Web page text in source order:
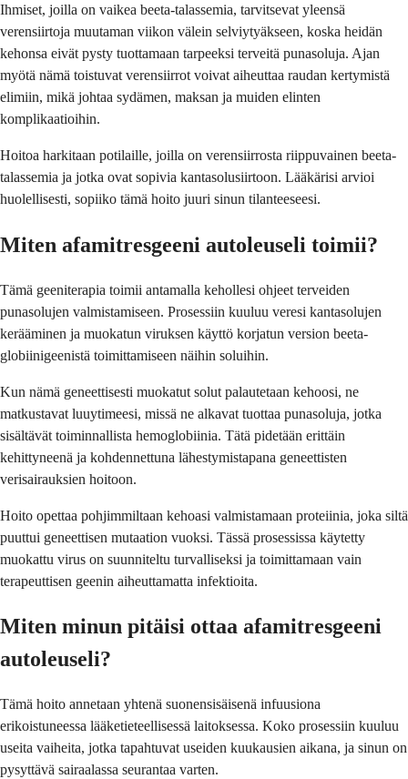
Ihmiset, joilla on vaikea beeta-talassemia, tarvitsevat yleensä
verensiirtoja muutaman viikon välein selviytyäkseen, koska heidän
kehonsa eivät pysty tuottamaan tarpeeksi terveitä punasoluja. Ajan
myötä nämä toistuvat verensiirrot voivat aiheuttaa raudan kertymistä
elimiin, mikä johtaa sydämen, maksan ja muiden elinten
komplikaatioihin.
Hoitoa harkitaan potilaille, joilla on verensiirrosta riippuvainen beeta-
talassemia ja jotka ovat sopivia kantasolusiirtoon. Lääkärisi arvioi
huolellisesti, sopiiko tämä hoito juuri sinun tilanteeseesi.
Miten afamitresgeeni autoleuseli toimii?
Tämä geeniterapia toimii antamalla kehollesi ohjeet terveiden
punasolujen valmistamiseen. Prosessiin kuuluu veresi kantasolujen
kerääminen ja muokatun viruksen käyttö korjatun version beeta-
globiinigeenistä toimittamiseen näihin soluihin.
Kun nämä geneettisesti muokatut solut palautetaan kehoosi, ne
matkustavat luuytimeesi, missä ne alkavat tuottaa punasoluja, jotka
sisältävät toiminnallista hemoglobiinia. Tätä pidetään erittäin
kehittyneenä ja kohdennettuna lähestymistapana geneettisten
verisairauksien hoitoon.
Hoito opettaa pohjimmiltaan kehoasi valmistamaan proteiinia, joka siltä
puuttui geneettisen mutaation vuoksi. Tässä prosessissa käytetty
muokattu virus on suunniteltu turvalliseksi ja toimittamaan vain
terapeuttisen geenin aiheuttamatta infektioita.
Miten minun pitäisi ottaa afamitresgeeni
autoleuseli?
Tämä hoito annetaan yhtenä suonensisäisenä infuusiona
erikoistuneessa lääketieteellisessä laitoksessa. Koko prosessiin kuuluu
useita vaiheita, jotka tapahtuvat useiden kuukausien aikana, ja sinun on
pysyttävä sairaalassa seurantaa varten.